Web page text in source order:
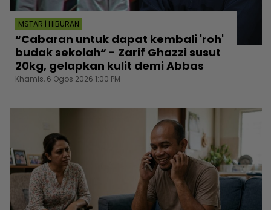
MSTAR | HIBURAN
“Cabaran untuk dapat kembali 'roh'
budak sekolah“ - Zarif Ghazzi susut
20kg, gelapkan kulit demi Abbas
Khamis, 6 Ogos 2026 1:00 PM